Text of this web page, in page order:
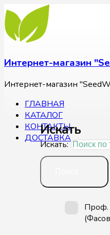
Интернет-магазин
Интернет-магазин
ГЛАВНАЯ
КАТАЛОГ
КОНТАКТЫ
ДОСТАВКА
Искать
Искать:
Проф.